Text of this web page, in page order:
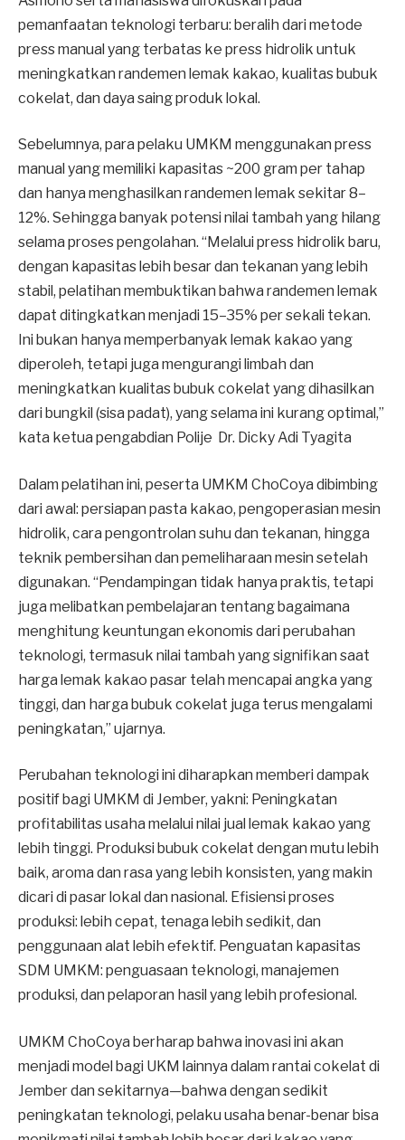
pemanfaatan teknologi terbaru: beralih dari metode
press manual yang terbatas ke press hidrolik untuk
meningkatkan randemen lemak kakao, kualitas bubuk
cokelat, dan daya saing produk lokal.
Sebelumnya, para pelaku UMKM menggunakan press
manual yang memiliki kapasitas ~200 gram per tahap
dan hanya menghasilkan randemen lemak sekitar 8–
12%. Sehingga banyak potensi nilai tambah yang hilang
selama proses pengolahan. “Melalui press hidrolik baru,
dengan kapasitas lebih besar dan tekanan yang lebih
stabil, pelatihan membuktikan bahwa randemen lemak
dapat ditingkatkan menjadi 15–35% per sekali tekan.
Ini bukan hanya memperbanyak lemak kakao yang
diperoleh, tetapi juga mengurangi limbah dan
meningkatkan kualitas bubuk cokelat yang dihasilkan
dari bungkil (sisa padat), yang selama ini kurang optimal,”
kata ketua pengabdian Polije Dr. Dicky Adi Tyagita
Dalam pelatihan ini, peserta UMKM ChoCoya dibimbing
dari awal: persiapan pasta kakao, pengoperasian mesin
hidrolik, cara pengontrolan suhu dan tekanan, hingga
teknik pembersihan dan pemeliharaan mesin setelah
digunakan. “Pendampingan tidak hanya praktis, tetapi
juga melibatkan pembelajaran tentang bagaimana
menghitung keuntungan ekonomis dari perubahan
teknologi, termasuk nilai tambah yang signifikan saat
harga lemak kakao pasar telah mencapai angka yang
tinggi, dan harga bubuk cokelat juga terus mengalami
peningkatan,” ujarnya.
Perubahan teknologi ini diharapkan memberi dampak
positif bagi UMKM di Jember, yakni: Peningkatan
profitabilitas usaha melalui nilai jual lemak kakao yang
lebih tinggi. Produksi bubuk cokelat dengan mutu lebih
baik, aroma dan rasa yang lebih konsisten, yang makin
dicari di pasar lokal dan nasional. Efisiensi proses
produksi: lebih cepat, tenaga lebih sedikit, dan
penggunaan alat lebih efektif. Penguatan kapasitas
SDM UMKM: penguasaan teknologi, manajemen
produksi, dan pelaporan hasil yang lebih profesional.
UMKM ChoCoya berharap bahwa inovasi ini akan
menjadi model bagi UKM lainnya dalam rantai cokelat di
Jember dan sekitarnya—bahwa dengan sedikit
peningkatan teknologi, pelaku usaha benar-benar bisa